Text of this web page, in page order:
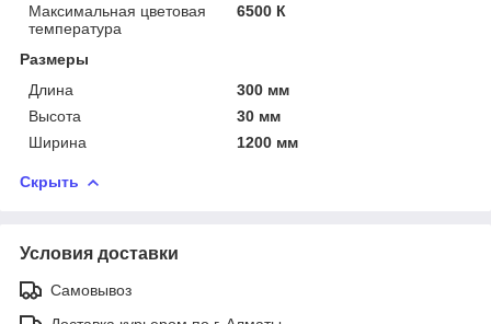
Максимальная цветовая
температура
6500 К
Размеры
Длина
300 мм
Высота
30 мм
Ширина
1200 мм
Скрыть
Условия доставки
Самовывоз